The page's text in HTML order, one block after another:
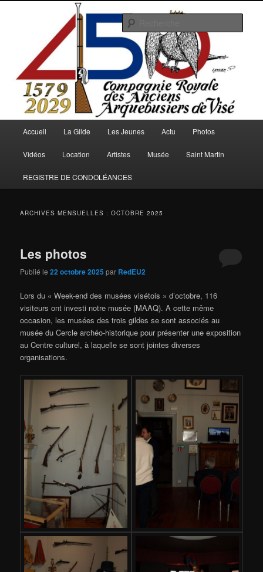
Arquebusiers.eu
Accueil La Gilde Les Jeunes Actu Photos
Vidéos Location Artistes Musée Saint Martin
REGISTRE DE CONDOLÉANCES
ARCHIVES MENSUELLES :OCTOBRE 2025
Les photos
Publié le22 octobre 2025 par RedEU2
Lors du « Week-end des musées visétois » d’octobre, 116
visiteurs ont investi notre musée (MAAQ). A cette même
occasion, les musées des trois gildes se sont associés au
musée du Cercle archéo-historique pour présenter une exposition
au Centre culturel, à laquelle se sont jointes diverses
organisations.